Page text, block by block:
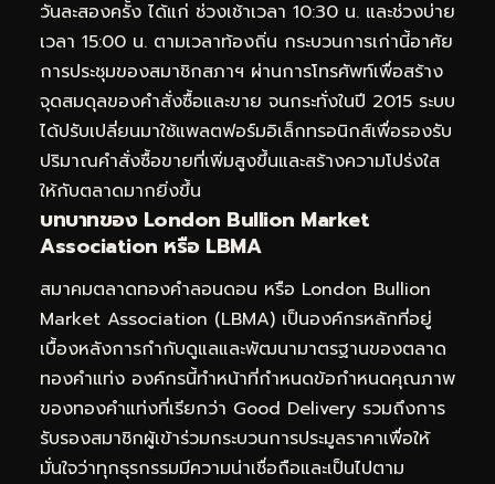
วันละสองครั้ง ได้แก่ ช่วงเช้าเวลา 10:30 น. และช่วงบ่าย
เวลา 15:00 น. ตามเวลาท้องถิ่น กระบวนการเก่านี้อาศัย
การประชุมของสมาชิกสภาฯ ผ่านการโทรศัพท์เพื่อสร้าง
จุดสมดุลของคำสั่งซื้อและขาย จนกระทั่งในปี 2015 ระบบ
ได้ปรับเปลี่ยนมาใช้แพลตฟอร์มอิเล็กทรอนิกส์เพื่อรองรับ
ปริมาณคำสั่งซื้อขายที่เพิ่มสูงขึ้นและสร้างความโปร่งใส
ให้กับตลาดมากยิ่งขึ้น
บทบาทของ London Bullion Market
Association หรือ LBMA
สมาคมตลาดทองคำลอนดอน หรือ London Bullion
Market Association (LBMA) เป็นองค์กรหลักที่อยู่
เบื้องหลังการกำกับดูแลและพัฒนามาตรฐานของตลาด
ทองคำแท่ง องค์กรนี้ทำหน้าที่กำหนดข้อกำหนดคุณภาพ
ของทองคำแท่งที่เรียกว่า Good Delivery รวมถึงการ
รับรองสมาชิกผู้เข้าร่วมกระบวนการประมูลราคาเพื่อให้
มั่นใจว่าทุกธุรกรรมมีความน่าเชื่อถือและเป็นไปตาม